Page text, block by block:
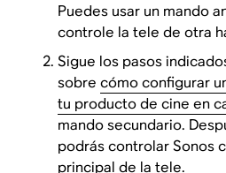
Puedes usar un mando
controle la tele de otra
Sigue los pasos
sobrecómo configurar
tu producto de cine en
mando secundario.
podrás controlar Sonos
principal de la tele.